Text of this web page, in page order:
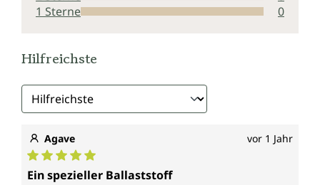
gesetzlicher Vorgaben, frei von Zusätzen wie
Gentechnik, glutenfrei und vegan.
1 Sterne
0
Hilfreichste
Agave vor 1 Jahr
Durchschnittliche Bewertung von 5 von 5 Sternen
Ein spezieller Ballaststoff